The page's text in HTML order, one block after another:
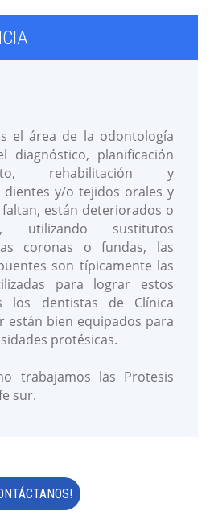
el área de la odontología
diagnóstico, planificación
rehabilitación y
y/o tejidos orales y
están deteriorados o
utilizando sustitutos
coronas o fundas, las
son típicamente las
para lograr estos
los dentistas de Clínica
están bien equipados para
protésicas.
trabajamos las Protesis
sur.